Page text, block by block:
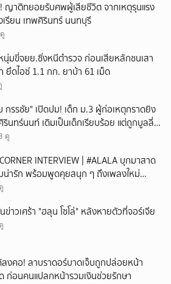
! ญาติทยอยรับศพผู้เสียชีวิต จากเหตุรุนแรง
งเรียน เทพศิรินทร์ นนทบุรี
นุ่มขี่จยย.ซิ่งหนีตำรวจ ก่อนเสียหลักชนเสา
ยึดไอซ์ 1.1 กก. ยาบ้า 61 เม็ด
กรรชัย" เปิดปม! เด็ก ม.3 ผู้ก่อเหตุกราดยิง
รินทร์นนท์ เดิมเป็นเด็กเรียบร้อย แต่ถูกบูลลี่
าดแรงกดดันสะสมกลายเป็นแรงแค้น จนก่อ
ดู
INTERVIEW | #ALALA บุกมาสาด
น่ารัก พร้อมพูดคุยสนุก ๆ ถึงเพลงใหม่
ข่าวเศร้า "ฮลุน โซโล่" หลังหายตัวที่จอร์เจีย
ลงคอ! ลาบราดอร์บาดเจ็บถูกปล่อยหน้า
ก่อนคนแปลกหน้ารวมเงินช่วยรักษา